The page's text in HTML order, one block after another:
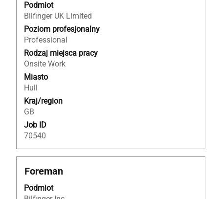
Podmiot
Bilfinger UK Limited
Poziom profesjonalny
Professional
Rodzaj miejsca pracy
Onsite Work
Miasto
Hull
Kraj/region
GB
Job ID
70540
pomocą
spacji,
aby
wyświetlić
pełną
treść
danych
oferty
pracy.
Tytuł
Foreman
Podmiot
Zaznacz
pomocą